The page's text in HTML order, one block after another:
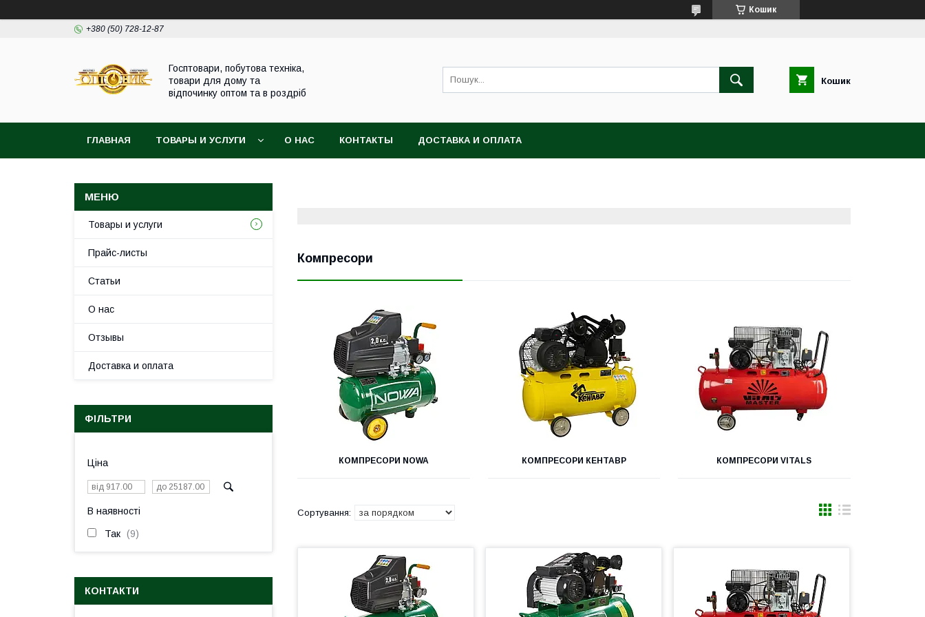
Кошик
+380 (50) 728-12-87
Госптовари, побутова техніка,
товари для дому та
відпочинку оптом та в роздріб
Кошик
ГЛАВНАЯ ТОВАРЫ И УСЛУГИ О НАС КОНТАКТЫ ДОСТАВКА И ОПЛАТА
Компресори
КОМПРЕСОРИ NOWA КОМПРЕСОРИ КЕНТАВР КОМПРЕСОРИ VITALS
Товары и услуги
Прайс-листы
Статьи
О нас
Отзывы
Доставка и оплата
ФІЛЬТРИ
Ціна
В наявності
Так 9
КОНТАКТИ